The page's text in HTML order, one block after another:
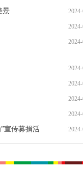
景
宣传募捐活